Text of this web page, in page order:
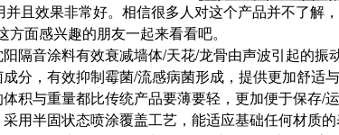
且效果非常好。相信很多人对这个产品并不了
面感兴趣的朋友一起来看看吧。
阳隔音涂料有效衰减墙体/天花/龙骨由声波引起的振
分，有效抑制霉菌/流感病菌形成，提供更加舒适与
积与重量都比传统产品要薄要轻，更加便于保存/
用半固状态喷涂覆盖工艺，能适应基础任何材质